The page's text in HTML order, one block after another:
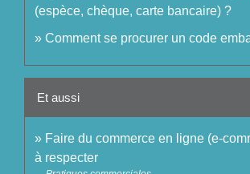
(espèce, chèque, carte bancaire) ?
Comment se procurer un code
Et aussi
Faire du commerce en ligne (e-
à respecter